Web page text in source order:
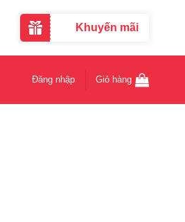
Khuyến mãi
Đăng nhập Giỏ hàng